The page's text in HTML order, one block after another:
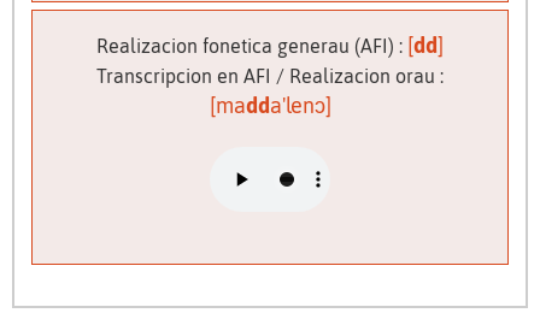
Realizacion fonetica generau (AFI) : [dd]
Transcripcion en AFI / Realizacion orau :
[madda'lenɔ]